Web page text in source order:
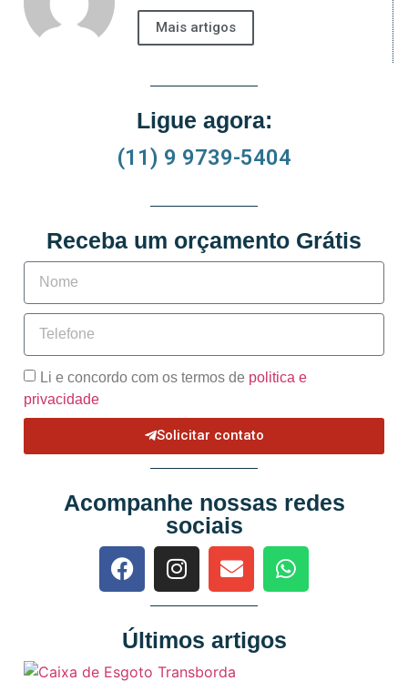
Mais artigos
Ligue agora:
(11) 9 9739-5404
Receba um orçamento Grátis
Li e concordo com os termos de politica e
privacidade
Solicitar contato
Acompanhe nossas redes
sociais
Últimos artigos